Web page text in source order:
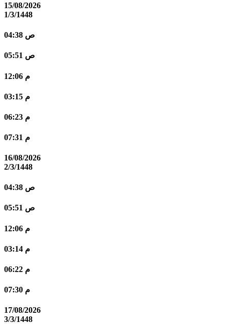
15/08/2026
1/3/1448
04:38 ص
05:51 ص
12:06 م
03:15 م
06:23 م
07:31 م
16/08/2026
2/3/1448
04:38 ص
05:51 ص
12:06 م
03:14 م
06:22 م
07:30 م
17/08/2026
3/3/1448